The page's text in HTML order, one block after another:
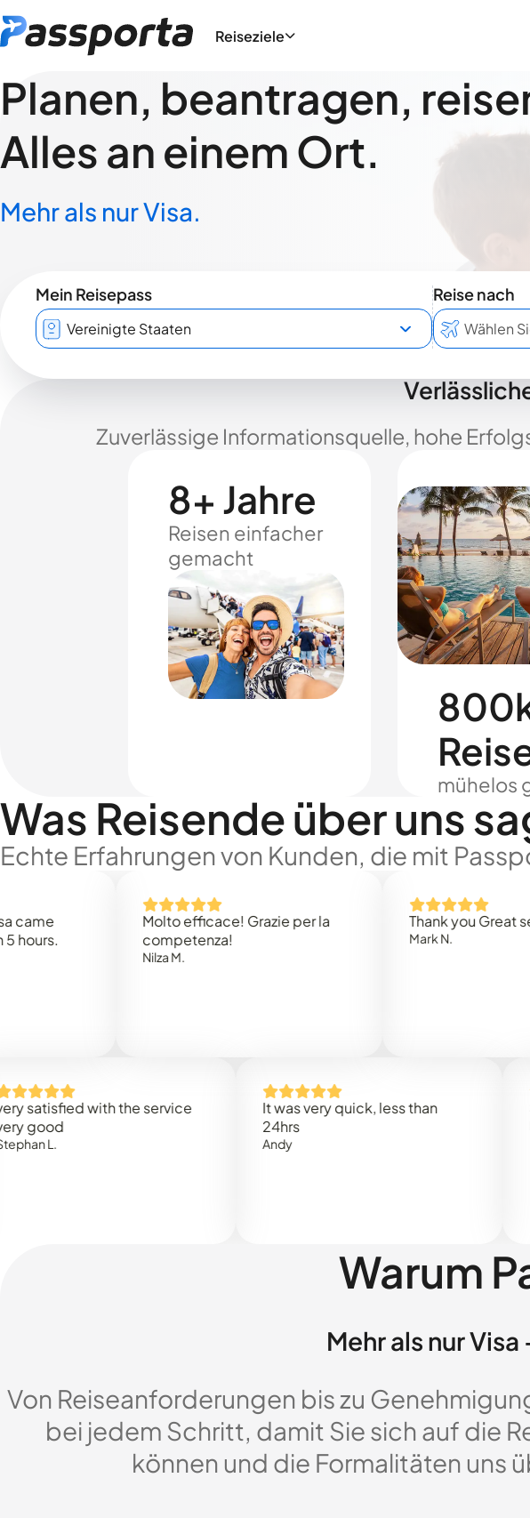
Reiseziele
Planen, beantragen,
Alles an einem Ort.
Mehr als nur Visa.
Mein Reisepass
Reise nach
Zuverlässige Informationsquelle, hohe
8+ Jahre
Reisen einfacher
gemacht
mühelos
Was Reisende über uns
Echte Erfahrungen von Kunden, die mit
Molto efficace! Grazie per la
competenza!
Thank you Great service
with the service
It was very quick, less than
Rainer K.
Warum
Mehr als nur
Von Reiseanforderungen bis zu
bei jedem Schritt, damit Sie sich auf die
können und die Formalitäten uns